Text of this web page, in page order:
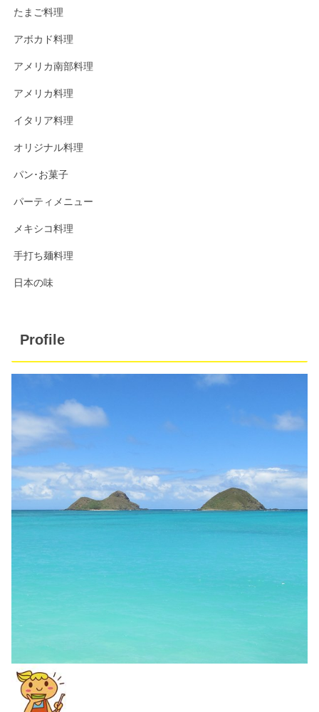
たまご料理
アボカド料理
アメリカ南部料理
アメリカ料理
イタリア料理
オリジナル料理
パン･お菓子
パーティメニュー
メキシコ料理
手打ち麺料理
日本の味
Profile